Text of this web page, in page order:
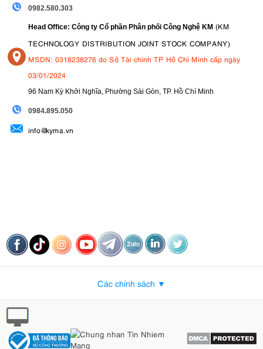
0982.580.303
Head Office: Công ty Cổ phần Phân phối Công Nghệ KM (KM
TECHNOLOGY DISTRIBUTION JOINT STOCK COMPANY)
MSDN: 0318238276 do Sở Tài chính TP Hồ Chí Minh cấp ngày
03/01/2024
96 Nam Kỳ Khởi Nghĩa, Phường Sài Gòn, TP. Hồ Chí Minh
0984.895.050
info@kyma.vn
Các chính sách ▼